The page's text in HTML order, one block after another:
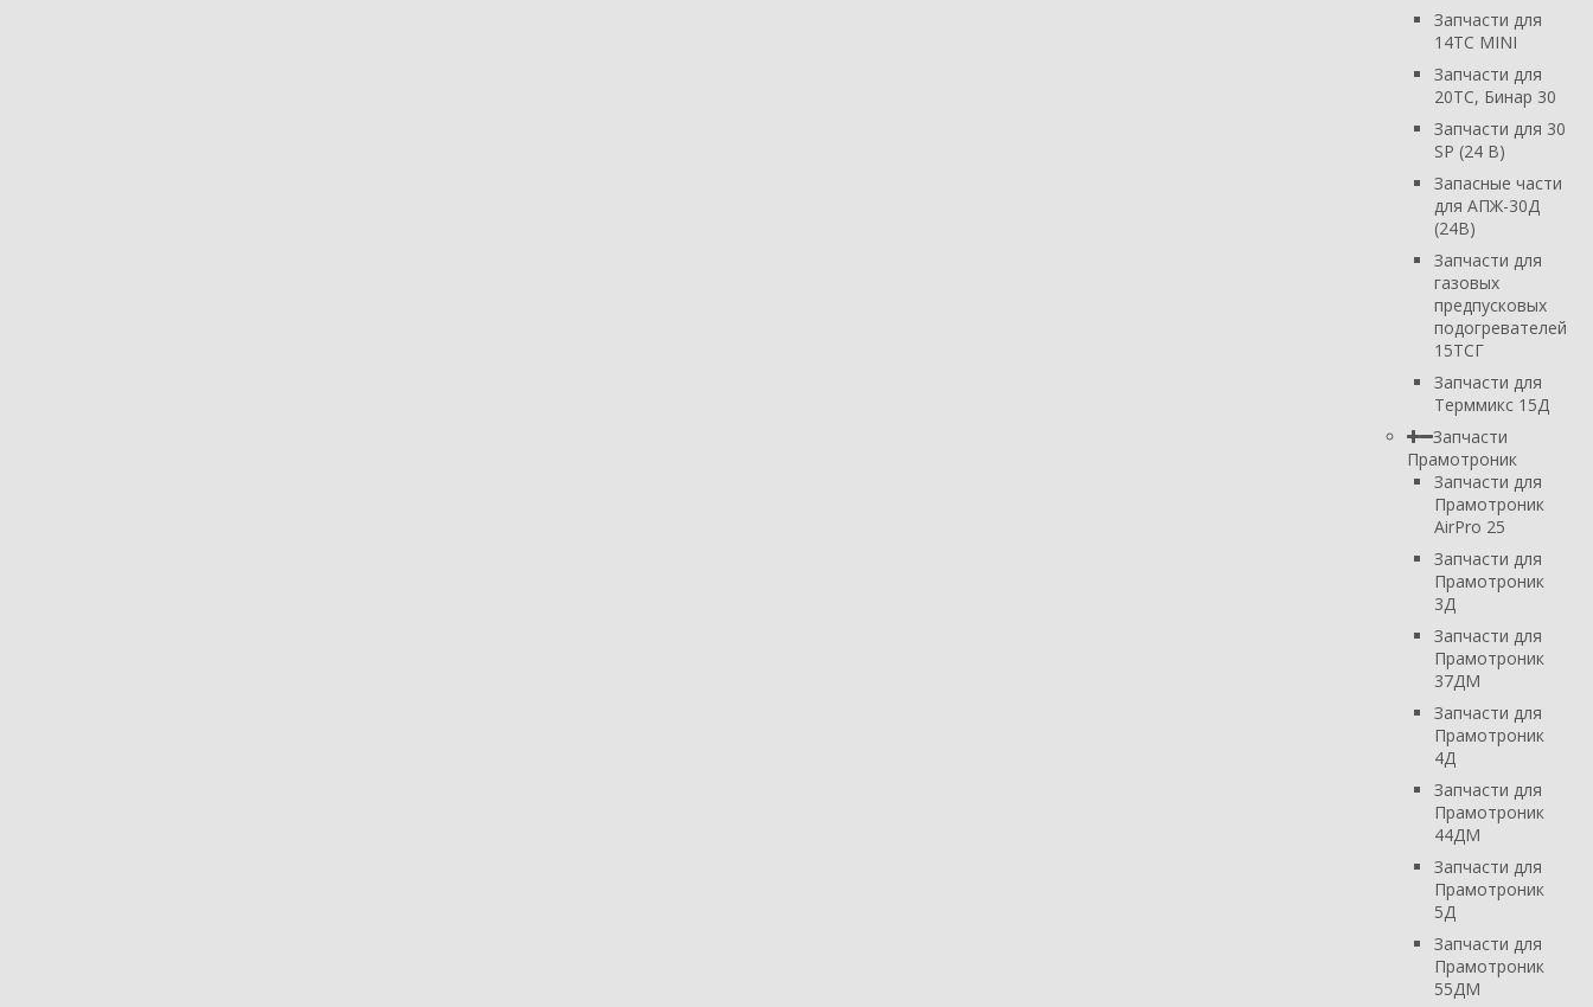
Запчасти для
14ТС MINI
Запчасти для
20ТС, Бинар 30
Запчасти для 30
SP (24 В)
Запасные части
для АПЖ-30Д
(24В)
Запчасти для
газовых
предпусковых
подогревателей
15ТСГ
Запчасти для
Терммикс 15Д
Запчасти
Прамотроник
Запчасти для
Прамотроник
AirPro 25
Запчасти для
Прамотроник
3Д
Запчасти для
Прамотроник
37ДМ
Запчасти для
Прамотроник
4Д
Запчасти для
Прамотроник
44ДМ
Запчасти для
Прамотроник
5Д
Запчасти для
Прамотроник
55ДМ